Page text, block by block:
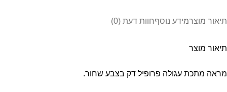
תיאור מוצרמידע נוסףחוות דעת (0)
תיאור מוצר
מראה מתכת עגולה פרופיל דק בצבע שחור.